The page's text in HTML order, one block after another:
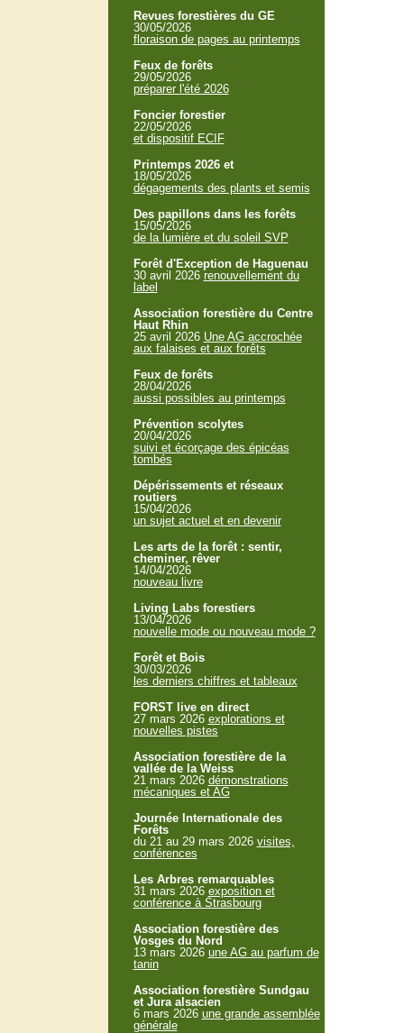
Revues forestières du GE
30/05/2026
floraison de pages au printemps
Feux de forêts
29/05/2026
préparer l'été 2026
Foncier forestier
22/05/2026
et dispositif ECIF
Printemps 2026 et
18/05/2026
dégagements des plants et semis
Des papillons dans les forêts
15/05/2026
de la lumière et du soleil SVP
Forêt d'Exception de Haguenau
30 avril 2026 renouvellement du
label
Association forestière du Centre
Haut Rhin
25 avril 2026 Une AG accrochée
aux falaises et aux forêts
Feux de forêts
28/04/2026
aussi possibles au printemps
Prévention scolytes
20/04/2026
suivi et écorçage des épicéas
tombés
Dépérissements et réseaux
routiers
15/04/2026
un sujet actuel et en devenir
Les arts de la forêt : sentir,
cheminer, rêver
14/04/2026
nouveau livre
Living Labs forestiers
13/04/2026
nouvelle mode ou nouveau mode ?
Forêt et Bois
30/03/2026
les derniers chiffres et tableaux
FORST live en direct
27 mars 2026 explorations et
nouvelles pistes
Association forestière de la
vallée de la Weiss
21 mars 2026 démonstrations
mécaniques et AG
Journée Internationale des
Forêts
du 21 au 29 mars 2026 visites,
conférences
Les Arbres remarquables
31 mars 2026 exposition et
conférence à Strasbourg
Association forestière des
Vosges du Nord
13 mars 2026 une AG au parfum de
tanin
Association forestière Sundgau
et Jura alsacien
6 mars 2026 une grande assemblée
générale